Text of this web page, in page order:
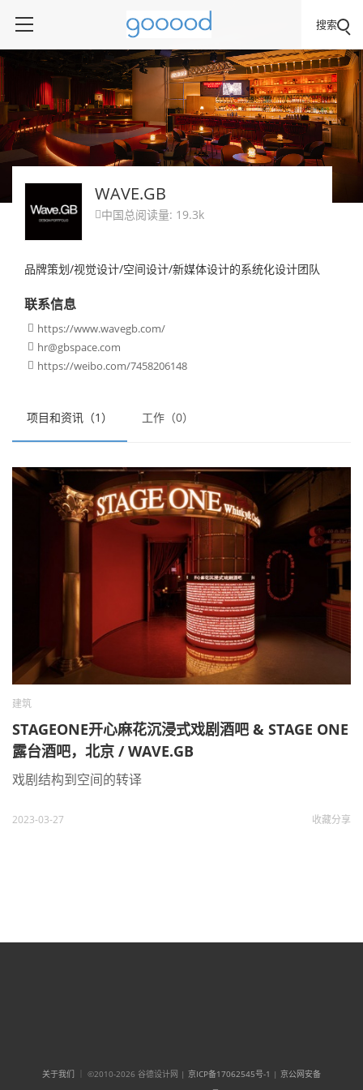
搜索
项目和资讯（1） 工作（0）
建筑
STAGEONE开心麻花沉浸式戏剧酒吧 & STAGE ONE
露台酒吧，北京 / WAVE.GB
戏剧结构到空间的转译
2023-03-27 收藏分享
WAVE.GB
 中国总阅读量: 19.3k
品牌策划/视觉设计/空间设计/新媒体设计的系统化设计团队
联系信息
 https://www.wavegb.com/
 hr@gbspace.com
 https://weibo.com/7458206148
关于我们 ｜ ©2010-2026 谷德设计网 | 京ICP备17062545号-1 | 京公网安备